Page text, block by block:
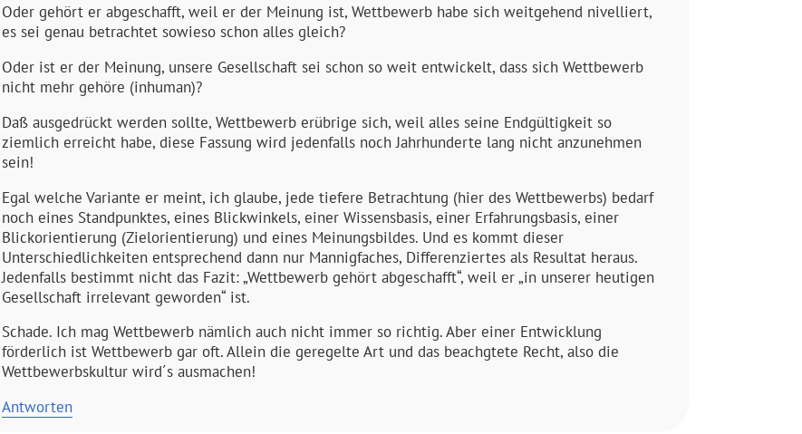
Oder gehört er abgeschafft, weil er der Meinung ist, Wettbewerb habe sich weitgehend nivelliert,
es sei genau betrachtet sowieso schon alles gleich?
Oder ist er der Meinung, unsere Gesellschaft sei schon so weit entwickelt, dass sich Wettbewerb
nicht mehr gehöre (inhuman)?
Daß ausgedrückt werden sollte, Wettbewerb erübrige sich, weil alles seine Endgültigkeit so
ziemlich erreicht habe, diese Fassung wird jedenfalls noch Jahrhunderte lang nicht anzunehmen
sein!
Egal welche Variante er meint, ich glaube, jede tiefere Betrachtung (hier des Wettbewerbs) bedarf
noch eines Standpunktes, eines Blickwinkels, einer Wissensbasis, einer Erfahrungsbasis, einer
Blickorientierung (Zielorientierung) und eines Meinungsbildes. Und es kommt dieser
Unterschiedlichkeiten entsprechend dann nur Mannigfaches, Differenziertes als Resultat heraus.
Jedenfalls bestimmt nicht das Fazit: „Wettbewerb gehört abgeschafft“, weil er „in unserer heutigen
Gesellschaft irrelevant geworden“ ist.
Schade. Ich mag Wettbewerb nämlich auch nicht immer so richtig. Aber einer Entwicklung
förderlich ist Wettbewerb gar oft. Allein die geregelte Art und das beachgtete Recht, also die
Wettbewerbskultur wird´s ausmachen!
Antworten